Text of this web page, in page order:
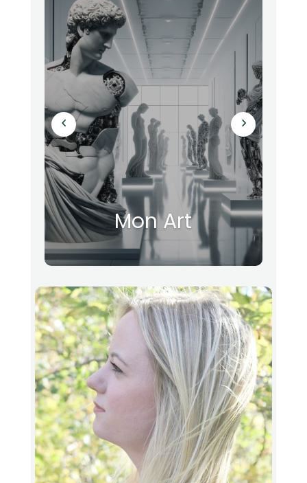
Mon Art